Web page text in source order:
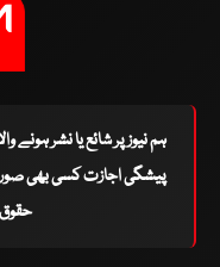
ہم نیوز پر شائع یا نشر ہونے
پیشگی اجازت کسی بھی
حقوق